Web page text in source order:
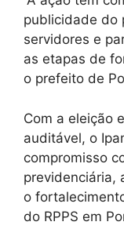
publicidade do
servidores e
as etapas de
o prefeito de
Com a eleição
auditável, o
compromisso
previdenciária,
o
do RPPS em